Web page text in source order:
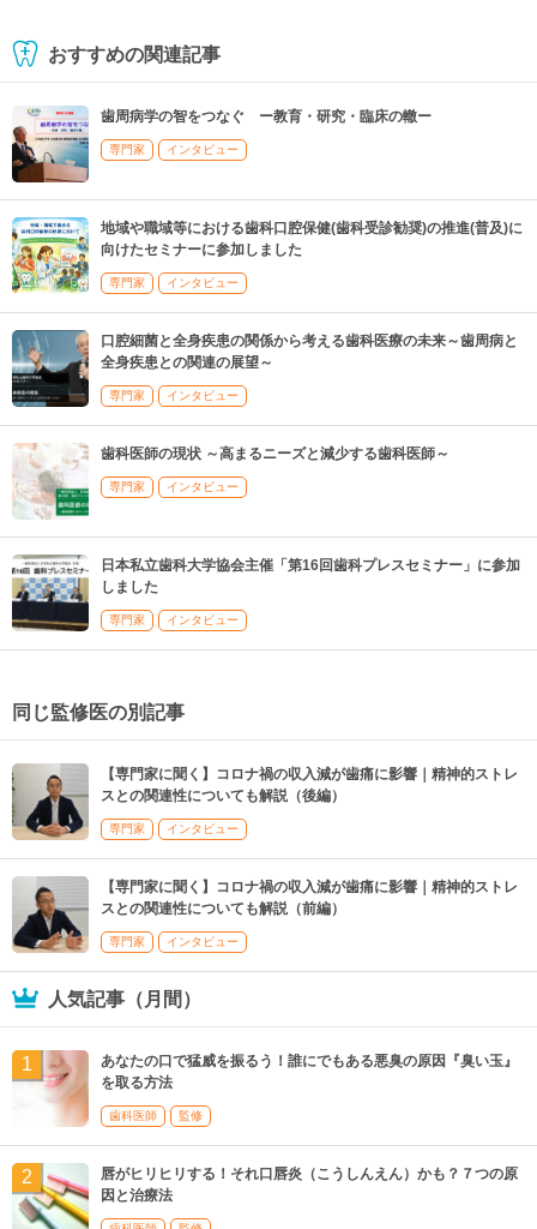
おすすめの関連記事
歯周病学の智をつなぐ ー教育・研究・臨床の轍ー
専門家 インタビュー
地域や職域等における歯科口腔保健(歯科受診勧奨)の推進(普及)に
向けたセミナーに参加しました
専門家 インタビュー
口腔細菌と全身疾患の関係から考える歯科医療の未来～歯周病と
全身疾患との関連の展望～
専門家 インタビュー
歯科医師の現状 ～高まるニーズと減少する歯科医師～
専門家 インタビュー
日本私立歯科大学協会主催「第16回歯科プレスセミナー」に参加
しました
専門家 インタビュー
同じ監修医の別記事
【専門家に聞く】コロナ禍の収入減が歯痛に影響｜精神的ストレ
スとの関連性についても解説（後編）
専門家 インタビュー
【専門家に聞く】コロナ禍の収入減が歯痛に影響｜精神的ストレ
スとの関連性についても解説（前編）
専門家 インタビュー
人気記事（月間）
あなたの口で猛威を振るう！誰にでもある悪臭の原因『臭い玉』
を取る方法
歯科医師 監修
唇がヒリヒリする！それ口唇炎（こうしんえん）かも？７つの原
因と治療法